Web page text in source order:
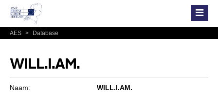
AES > Database
WILL.I.AM.
Naam:
WILL.I.AM.